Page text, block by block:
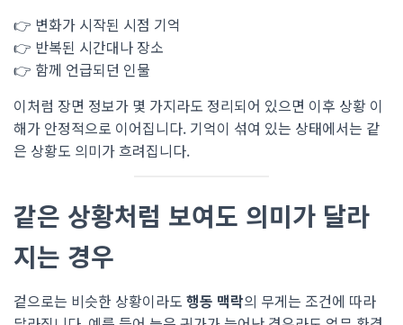
👉 변화가 시작된 시점 기억
👉 반복된 시간대나 장소
👉 함께 언급되던 인물
이처럼 장면 정보가 몇 가지라도 정리되어 있으면 이후 상황 이
해가 안정적으로 이어집니다. 기억이 섞여 있는 상태에서는 같
은 상황도 의미가 흐려집니다.
같은 상황처럼 보여도 의미가 달라
지는 경우
겉으로는 비슷한 상황이라도 행동 맥락의 무게는 조건에 따라